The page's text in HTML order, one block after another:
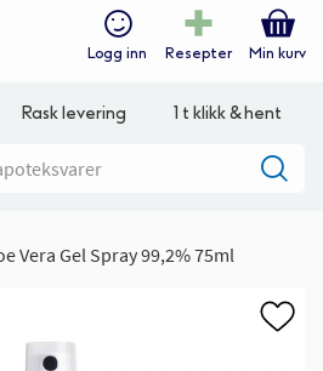
Logg inn Resepter Min kurv
Rask levering 1 t klikk & hent
Vera Gel Spray 99,2% 75ml